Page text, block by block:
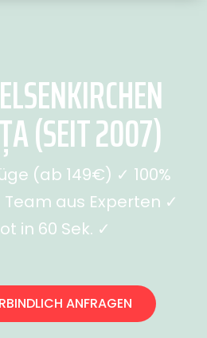
(SEIT 2007)
(ab 149€) ✓ 100%
aus Experten ✓
in 60 Sek. ✓
ANFRAGEN